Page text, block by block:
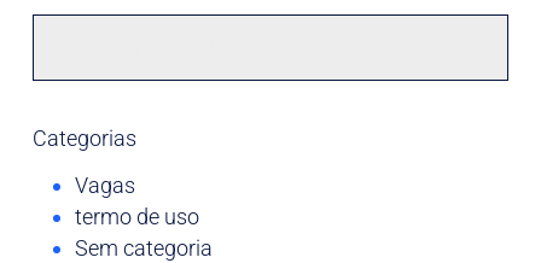
Categorias
Vagas
termo de uso
Sem categoria